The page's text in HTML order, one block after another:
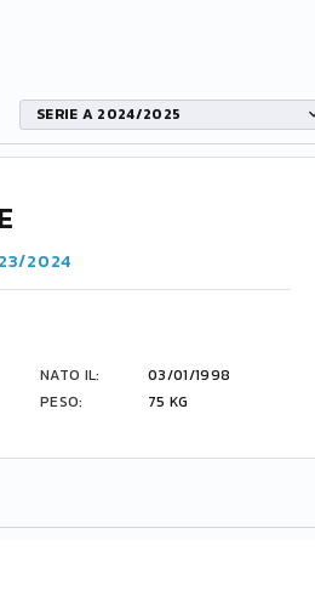
SERIE A 2024/2025
2024
NATO IL:
03/01/1998
PESO: 75 KG